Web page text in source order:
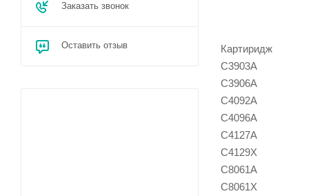
Картиридж
C3903A
C3906A
C4092A
C4096А
C4127A
C4129X
C8061A
C8061X
Заказать звонок
Оставить отзыв